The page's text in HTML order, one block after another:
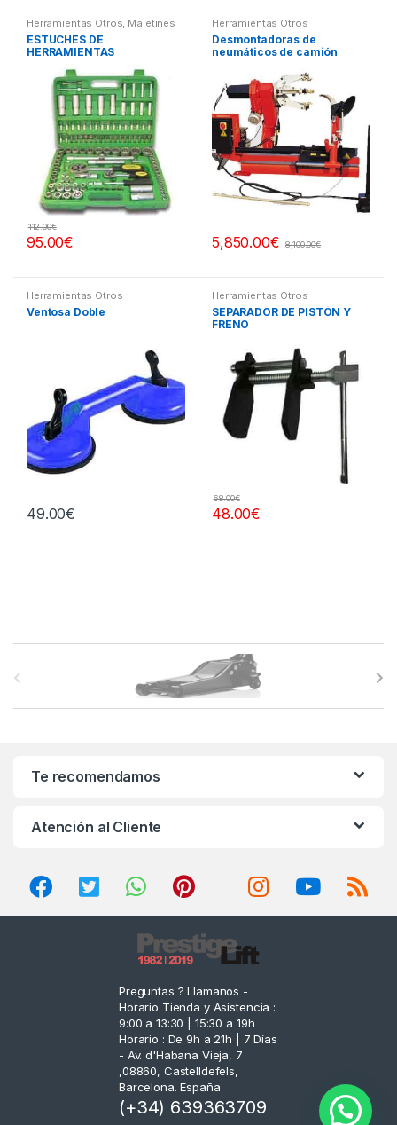
Herramientas Otros, Maletines
Herramientas, Extractores,
Compresímetros, otros
ESTUCHES DE
HERRAMIENTAS
95.00€
112.00€
Herramientas Otros
Desmontadoras de
neumáticos de camión
5,850.00€ 8,100.00€
Herramientas Otros
Ventosa Doble
49.00€
Herramientas Otros
SEPARADOR DE PISTÓN Y
FRENO
48.00€
68.00€
Te recomendamos
Atención al Cliente
Preguntas ? Llamanos -
Horario Tienda y Asistencia :
9:00 a 13:30 | 15:30 a 19h
Horario : De 9h a 21h | 7 Días
- Av. d'Habana Vieja, 7
,08860, Castelldefels,
Barcelona. España
(+34) 639363709